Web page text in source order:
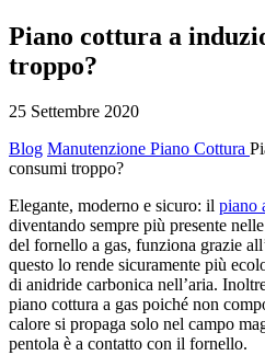
Piano cottura a
troppo?
25 Settembre 2020
Blog Manutenzione Piano Cottura
consumi troppo?
Elegante, moderno e sicuro: il piano
diventando sempre più presente
del fornello a gas, funziona grazie
questo lo rende sicuramente più
di anidride carbonica nell’aria.
piano cottura a gas poiché non
calore si propaga solo nel campo
pentola è a contatto con il fornello.